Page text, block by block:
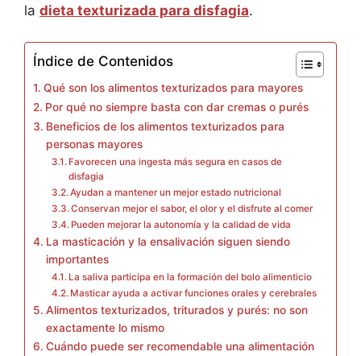
la dieta texturizada para disfagia.
Índice de Contenidos
Qué son los alimentos texturizados para mayores
Por qué no siempre basta con dar cremas o purés
Beneficios de los alimentos texturizados para
personas mayores
Favorecen una ingesta más segura en casos de
disfagia
Ayudan a mantener un mejor estado nutricional
Conservan mejor el sabor, el olor y el disfrute al comer
Pueden mejorar la autonomía y la calidad de vida
La masticación y la ensalivación siguen siendo
importantes
La saliva participa en la formación del bolo alimenticio
Masticar ayuda a activar funciones orales y cerebrales
Alimentos texturizados, triturados y purés: no son
exactamente lo mismo
Cuándo puede ser recomendable una alimentación